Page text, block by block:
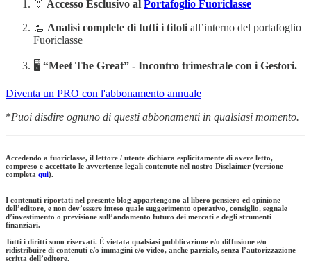
👔 Accesso Esclusivo al Portafoglio Fuoriclasse
📃 Analisi complete di tutti i titoli all’interno del portafoglio
Fuoriclasse
🖥️ “Meet The Great” - Incontro trimestrale con i Gestori.
Diventa un PRO con l'abbonamento annuale
*Puoi disdire ognuno di questi abbonamenti in qualsiasi momento.
Accedendo a fuoriclasse, il lettore / utente dichiara esplicitamente di avere letto,
compreso e accettato le avvertenze legali contenute nel nostro Disclaimer (versione
completa qui).
I contenuti riportati nel presente blog appartengono al libero pensiero ed opinione
dell’editore, e non dev’essere inteso quale suggerimento operativo, consiglio, segnale
d’investimento o previsione sull’andamento futuro dei mercati e degli strumenti
finanziari.
Tutti i diritti sono riservati. È vietata qualsiasi pubblicazione e/o diffusione e/o
ridistribuire di contenuti e/o immagini e/o video, anche parziale, senza l’autorizzazione
scritta dell’editore.